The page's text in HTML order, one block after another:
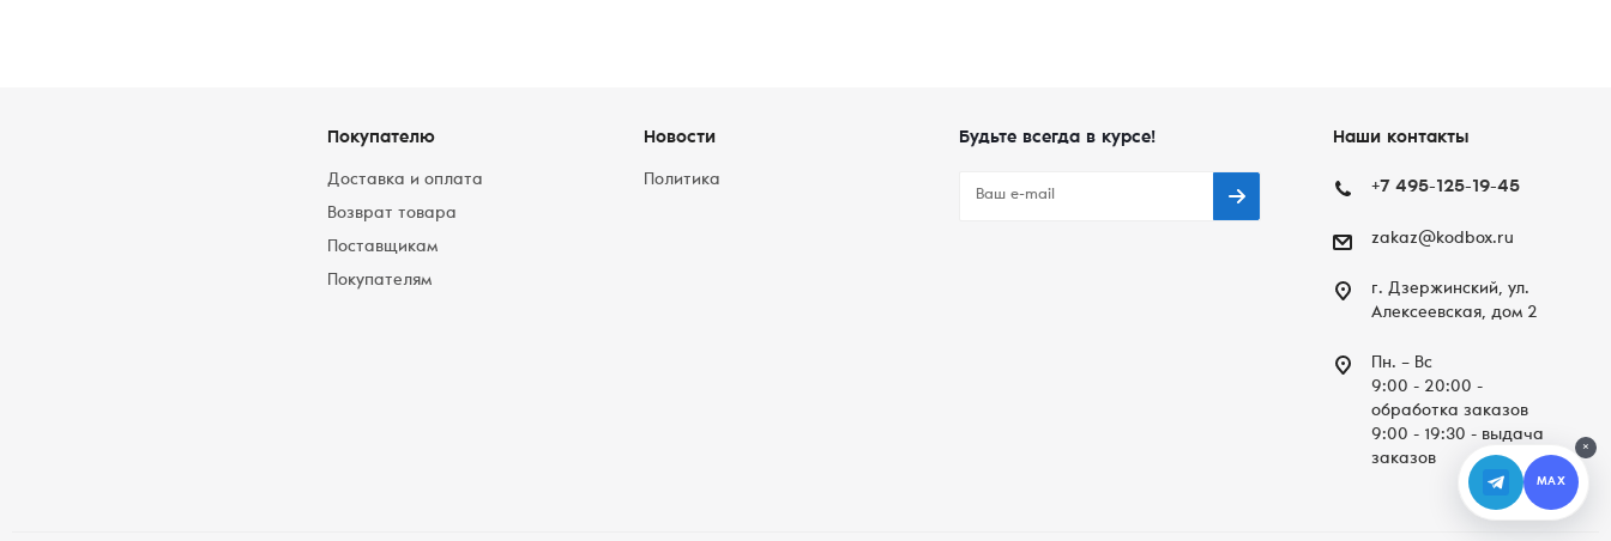
Покупателю
Доставка и оплата
Возврат товара
Поставщикам
Покупателям
Новости
Политика
Будьте всегда в курсе! Наши контакты
+7 495-125-19-45
zakaz@kodbox.ru
г. Дзержинский, ул.
Алексеевская, дом 2
Пн. – Вc
9:00 - 20:00 -
обработка заказов
9:00 - 19:30 - выдача
заказов
×
MAX